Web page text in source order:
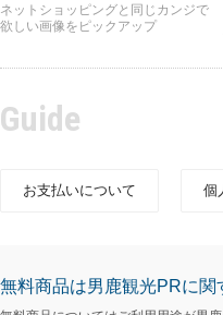
ネットショッピングと同じカンジで
欲しい画像をピックアップ
Guide
お支払いについて 個
無料商品は男鹿観光PRに関